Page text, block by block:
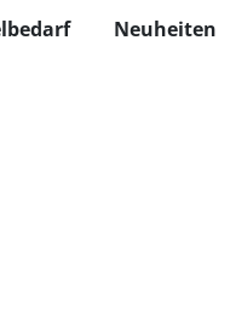
Neuheiten